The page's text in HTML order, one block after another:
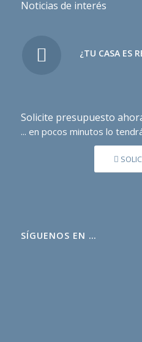
Noticias de interés
¿TU CASA ES
Solicite presupuesto
... en pocos minutos lo
SÍGUENOS EN …